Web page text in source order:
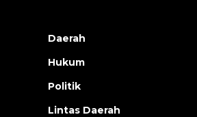
Daerah
Hukum
Politik
Lintas Daerah